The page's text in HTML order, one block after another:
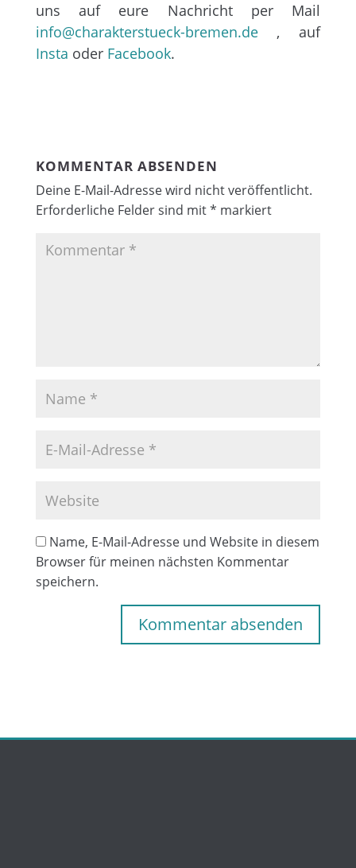
uns auf eure Nachricht per Mail
info@charakterstueck-bremen.de, auf
Insta oder Facebook.
KOMMENTAR ABSENDEN
Deine E-Mail-Adresse wird nicht veröffentlicht.
Erforderliche Felder sind mit* markiert
Name, E-Mail-Adresse und Website in diesem
Browser für meinen nächsten Kommentar
speichern.